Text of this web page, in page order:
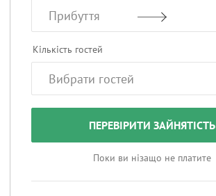
Прибуття
Кількість гостей
ПЕРЕВІРИТИ ЗАЙНЯТІСТЬ
Поки ви нізащо не платите